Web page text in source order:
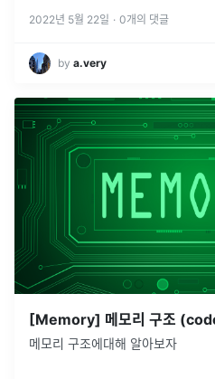
2022년 5월 22일 · 0개의 댓글
by a.very
[Memory] 메모리 구조
메모리 구조에대해 알아보자